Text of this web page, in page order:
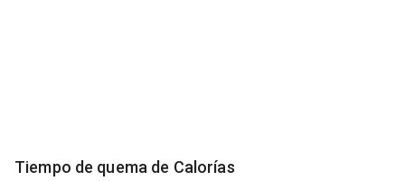
Tiempo de quema de Calorías